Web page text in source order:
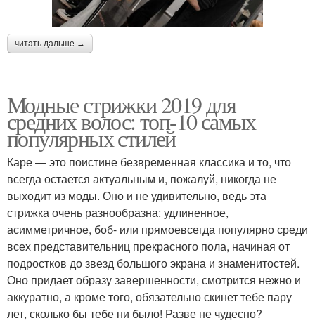
читать дальше →
Модные стрижки 2019 для
средних волос: топ-10 самых
популярных стилей
Каре — это поистине безвременная классика и то, что
всегда остается актуальным и, пожалуй, никогда не
выходит из моды. Оно и не удивительно, ведь эта
стрижка очень разнообразна: удлиненное,
асимметричное, боб- или прямоевсегда популярно среди
всех представительниц прекрасного пола, начиная от
подростков до звезд большого экрана и знаменитостей.
Оно придает образу завершенности, смотрится нежно и
аккуратно, а кроме того, обязательно скинет тебе пару
лет, сколько бы тебе ни было! Разве не чудесно?